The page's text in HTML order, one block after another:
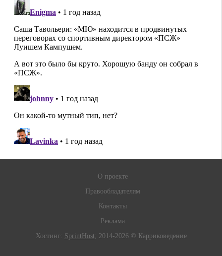
О проекте
Правообладателям
Контакты
Реклама
Хостинг: SprintHost; 2014-2026 © Карриковедение